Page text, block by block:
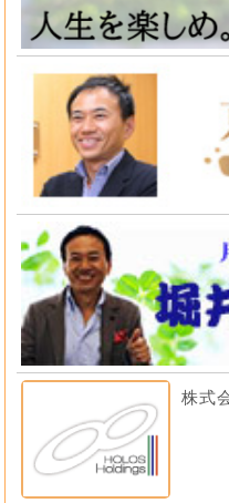
株式